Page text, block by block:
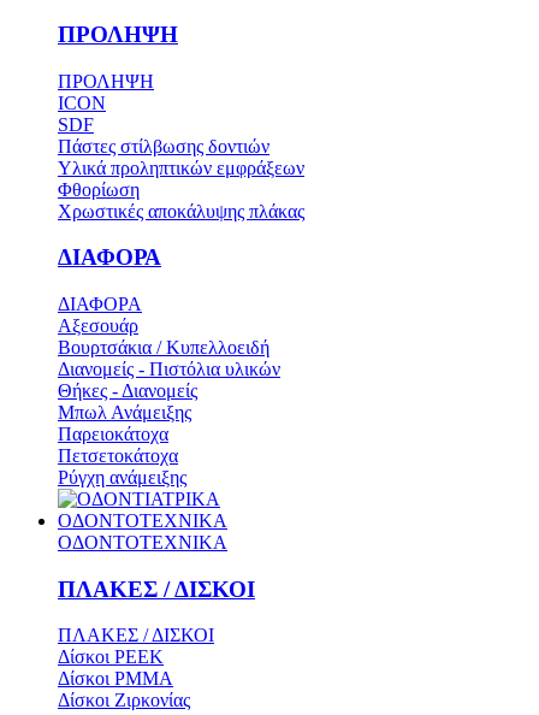
ΠΡΟΛΗΨΗ
ΠΡΟΛΗΨΗ
ICON
SDF
Πάστες στίλβωσης δοντιών
Υλικά προληπτικών εμφράξεων
Φθορίωση
Χρωστικές αποκάλυψης πλάκας
ΔΙΑΦΟΡΑ
ΔΙΑΦΟΡΑ
Αξεσουάρ
Βουρτσάκια / Κυπελλοειδή
Διανομείς - Πιστόλια υλικών
Θήκες - Διανομείς
Μπωλ Ανάμειξης
Παρειοκάτοχα
Πετσετοκάτοχα
Ρύγχη ανάμειξης
ΟΔΟΝΤΟΤΕΧΝΙΚΑ
ΟΔΟΝΤΟΤΕΧΝΙΚΑ
ΠΛΑΚΕΣ / ΔΙΣΚΟΙ
ΠΛΑΚΕΣ / ΔΙΣΚΟΙ
Δίσκοι PEEK
Δίσκοι PMMA
Δίσκοι Ζιρκονίας